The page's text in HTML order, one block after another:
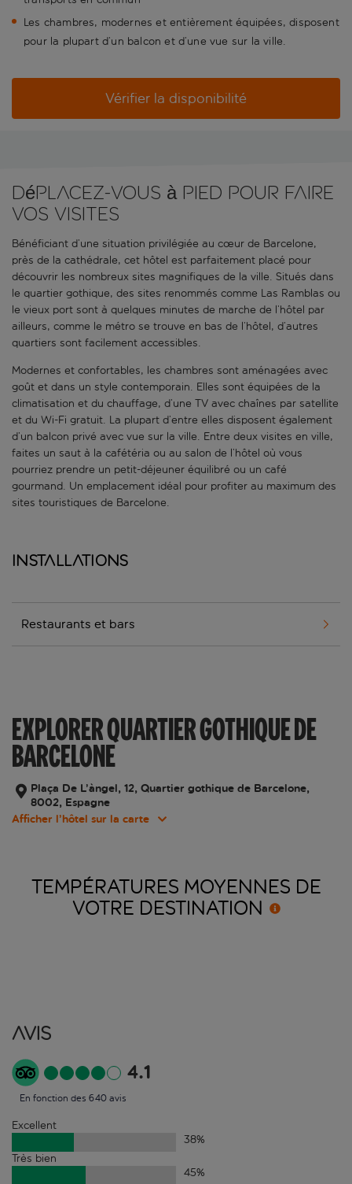
Les chambres, modernes et entièrement équipées, disposent
pour la plupart d’un balcon et d’une vue sur la ville.
Vérifier la disponibilité
Déplacez-vous à pied pour faire
vos visites
Bénéficiant d’une situation privilégiée au cœur de Barcelone,
près de la cathédrale, cet hôtel est parfaitement placé pour
découvrir les nombreux sites magnifiques de la ville. Situés dans
le quartier gothique, des sites renommés comme Las Ramblas ou
le vieux port sont à quelques minutes de marche de l’hôtel par
ailleurs, comme le métro se trouve en bas de l’hôtel, d’autres
quartiers sont facilement accessibles.
Modernes et confortables, les chambres sont aménagées avec
goût et dans un style contemporain. Elles sont équipées de la
climatisation et du chauffage, d’une TV avec chaînes par satellite
et du Wi-Fi gratuit. La plupart d’entre elles disposent également
d’un balcon privé avec vue sur la ville. Entre deux visites en ville,
faites un saut à la cafétéria ou au salon de l’hôtel où vous
pourriez prendre un petit-déjeuner équilibré ou un café
gourmand. Un emplacement idéal pour profiter au maximum des
sites touristiques de Barcelone.
Installations
Restaurants et bars
EXPLORER QUARTIER GOTHIQUE DE
BARCELONE
Plaça De L’àngel, 12, Quartier gothique de Barcelone,
8002, Espagne
Afficher l’hôtel sur la carte
TEMPÉRATURES MOYENNES DE
VOTRE DESTINATION
Avis
4.1
En fonction des 640 avis
Excellent
38%
Très bien
45%